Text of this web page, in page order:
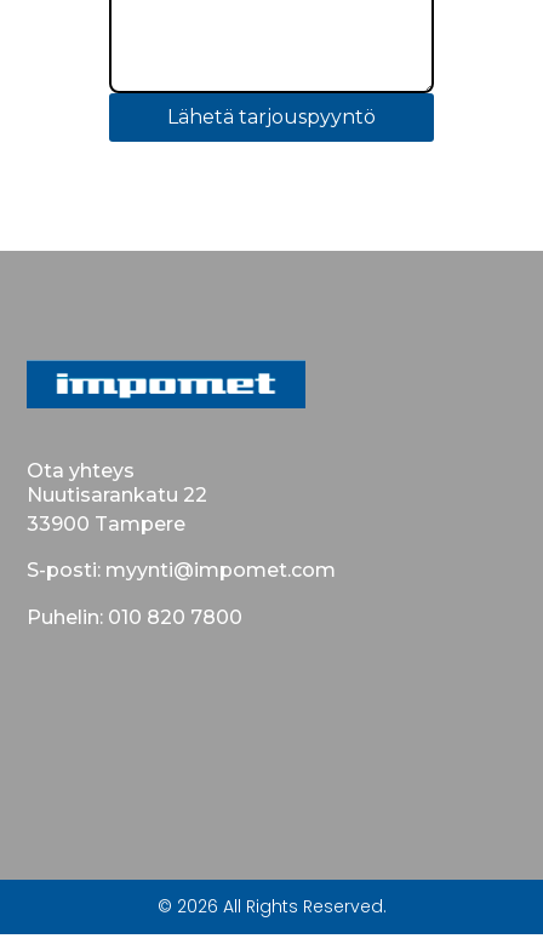
Lähetä tarjouspyyntö
Ota yhteys
Nuutisarankatu 22
33900 Tampere
S-posti: myynti@impomet.com
Puhelin: 010 820 7800
© 2026 All Rights Reserved.